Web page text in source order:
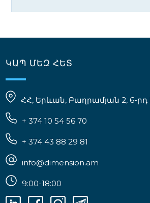
ԿԱՊ ՄԵԶ ՀԵՏ
ՀՀ, Երևան, Բաղրամյան 2, 6-րդ
+ 374 10 54 56 70
+ 374 43 88 29 81
info@dimension.am
9:00-18:00